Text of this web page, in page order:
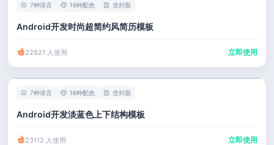
7种语言 16种配色 含封面
Android开发时尚超简约风简历模板
22921 人使用 立即使用
7种语言 16种配色 含封面
Android开发淡蓝色上下结构模板
23112 人使用 立即使用